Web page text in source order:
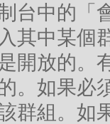
台中的「
其中某個
開放的。
。如果必
群組。如